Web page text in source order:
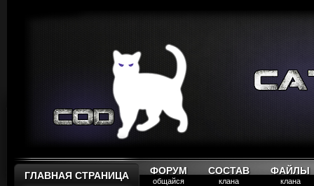
ГЛАВНАЯ СТРАНИЦА ФОРУМ
общайся
СОСТАВ
клана
ФАЙЛЫ
клана